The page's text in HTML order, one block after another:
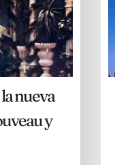
nueva
y